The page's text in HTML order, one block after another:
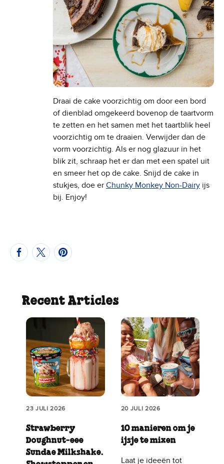
Draai de cake voorzichtig om door een bord
of dienblad omgekeerd bovenop de taartvorm
te zetten en het samen met het taartblik heel
voorzichtig om te draaien. Verwijder dan de
vorm voorzichtig. Als er nog glazuur in het
blik zit, schraap het er dan met een spatel uit
en smeer het op de cake. Snijd de cake in
stukjes, doe er Chunky Monkey Non-Dairy ijs
bij. Enjoy!
Recent Articles
23 JULI 2026
Strawberry
Doughnut‑eee
Sundae Milkshake.
20 JULI 2026
10 manieren om je
ijsje te mixen
Laat je ideeën tot